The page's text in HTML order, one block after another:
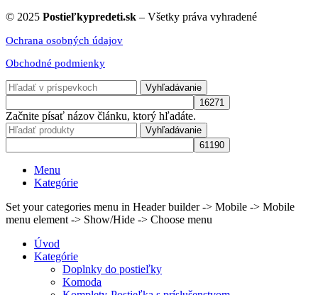
© 2025 Postieľkypredeti.sk – Všetky práva vyhradené
Ochrana osobných údajov
Obchodné podmienky
Vyhľadávanie
Začnite písať názov článku, ktorý hľadáte.
Vyhľadávanie
Menu
Kategórie
Set your categories menu in Header builder -> Mobile -> Mobile
menu element -> Show/Hide -> Choose menu
Úvod
Kategórie
Doplnky do postieľky
Komoda